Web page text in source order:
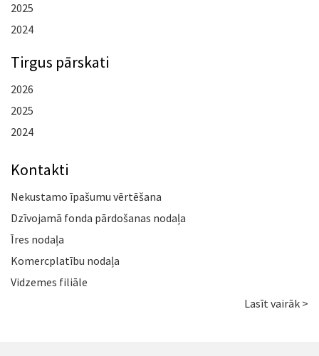
2025
2024
Tirgus pārskati
2026
2025
2024
Kontakti
Nekustamo īpašumu vērtēšana
Dzīvojamā fonda pārdošanas nodaļa
Īres nodaļa
Komercplatību nodaļa
Vidzemes filiāle
Lasīt vairāk >